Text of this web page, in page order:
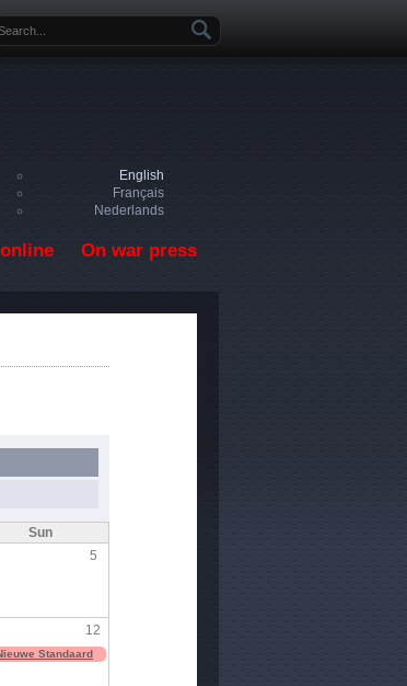
form
English
Français
Nederlands
On war press
Sun
5
12
Standaard